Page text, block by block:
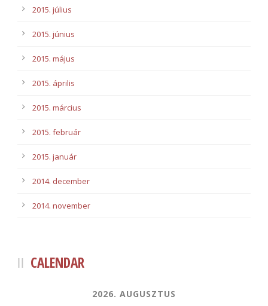
2015. július
2015. június
2015. május
2015. április
2015. március
2015. február
2015. január
2014. december
2014. november
CALENDAR
2026. AUGUSZTUS